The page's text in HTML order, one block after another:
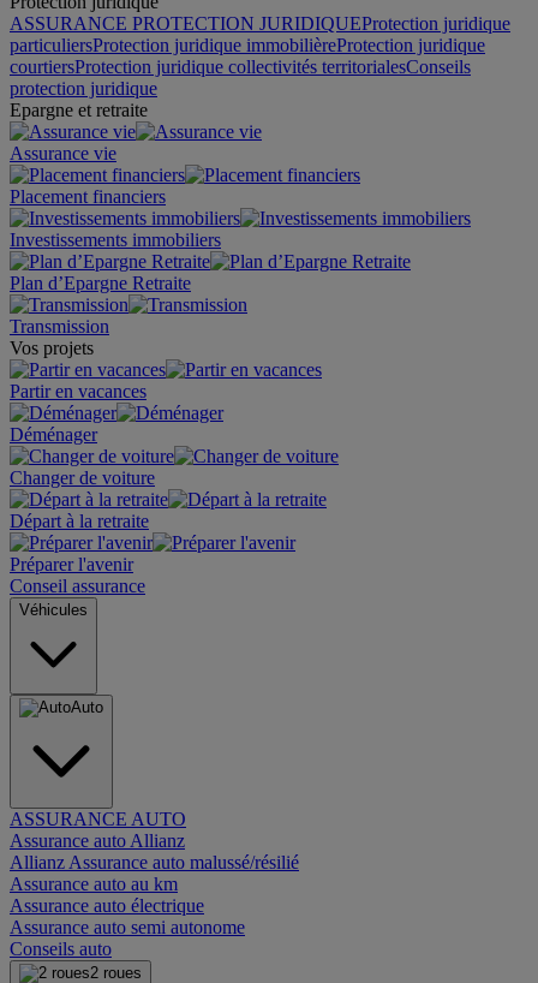
ASSURANCE PROTECTION JURIDIQUEProtection juridique
particuliersProtection juridique immobilièreProtection juridique
courtiersProtection juridique collectivités territorialesConseils
protection juridique
Epargne et retraite
Assurance vie
Placement financiers
Investissements immobiliers
Plan d’Epargne Retraite
Transmission
Vos projets
Partir en vacances
Déménager
Changer de voiture
Départ à la retraite
Préparer l'avenir
Conseil assurance
Véhicules
Auto
ASSURANCE AUTO
Assurance auto Allianz
Allianz Assurance auto malussé/résilié
Assurance auto au km
Assurance auto électrique
Assurance auto semi autonome
Conseils auto
2 roues